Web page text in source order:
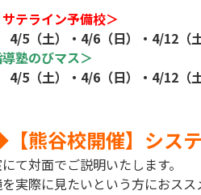
テライン予備校＞
4/5（土）・4/6（日）・4/12
塾のびマス＞
4/5（土）・4/6（日）・4/12
熊谷校開催】シス
て対面でご説明いたします。
実際に見たいという方におスス